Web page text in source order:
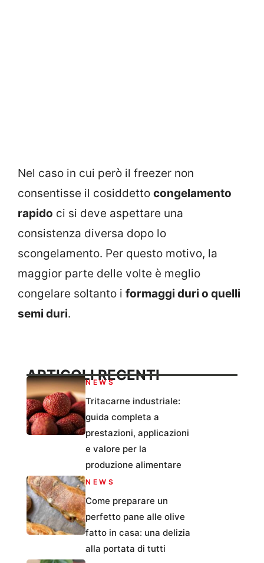
Nel caso in cui però il freezer non
consentisse il cosiddetto congelamento
rapido ci si deve aspettare una
consistenza diversa dopo lo
scongelamento. Per questo motivo, la
maggior parte delle volte è meglio
congelare soltanto i formaggi duri o quelli
semi duri.
ARTICOLI RECENTI
NEWS
Tritacarne industriale:
guida completa a
prestazioni, applicazioni
e valore per la
produzione alimentare
NEWS
Come preparare un
perfetto pane alle olive
fatto in casa: una delizia
alla portata di tutti